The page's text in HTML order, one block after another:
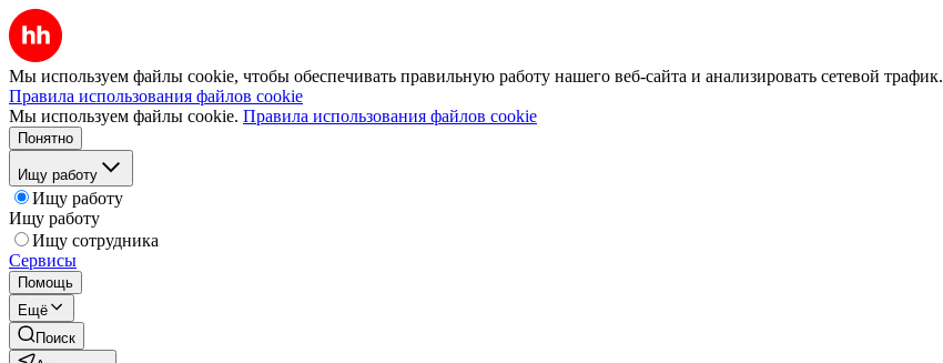
Мы используем файлы cookie, чтобы обеспечивать правильную работу нашего веб-сайта и анализировать сетевой трафик.
Правила использования файлов cookie
Мы используем файлы cookie. Правила использования файлов cookie
Понятно
Ищу работу
Ищу работу
Ищу работу
Ищу сотрудника
Сервисы
Помощь
Ещё
Поиск